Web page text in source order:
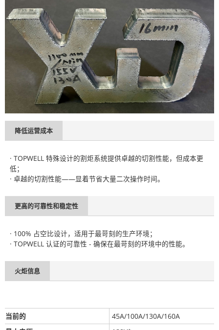
降低运营成本
· TOPWELL 特殊设计的割炬系统提供卓越的切割性能，但成本更
低；
· 卓越的切割性能——显着节省大量二次操作时间。
更高的可靠性和稳定性
· 100% 占空比设计，适用于最苛刻的生产环境；
· TOPWELL 认证的可靠性 - 确保在最苛刻的环境中的性能。
火炬信息
当前的
45A/100A/130A/160A